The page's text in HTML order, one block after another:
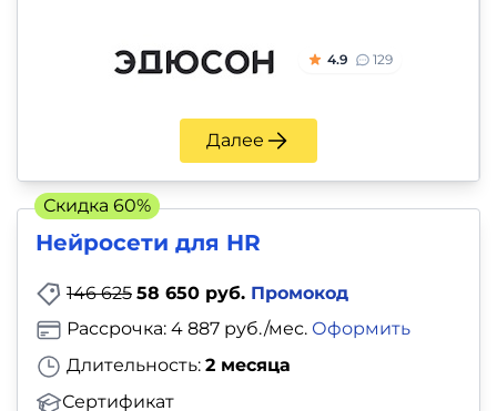
4.9 129
Далее
Нейросети для HR
146 625 58 650 руб. Промокод
Длительность: 2 месяца
Сертификат
Рассрочка: 4 887 руб./мес. Оформить
Скидка 60%